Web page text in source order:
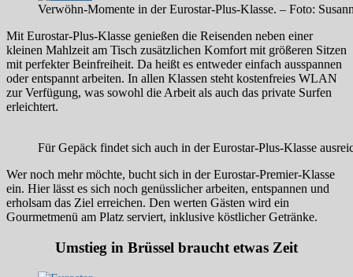
Verwöhn-Momente in der Eurostar-Plus-Klasse. – Foto:
Mit Eurostar-Plus-Klasse genießen die Reisenden neben einer
kleinen Mahlzeit am Tisch zusätzlichen Komfort mit größeren Sitzen
mit perfekter Beinfreiheit. Da heißt es entweder einfach ausspannen
oder entspannt arbeiten. In allen Klassen steht kostenfreies WLAN
zur Verfügung, was sowohl die Arbeit als auch das private Surfen
erleichtert.
Für Gepäck findet sich auch in der Eurostar-Plus-Klasse
Wer noch mehr möchte, bucht sich in der Eurostar-Premier-Klasse
ein. Hier lässt es sich noch genüsslicher arbeiten, entspannen und
erholsam das Ziel erreichen. Den werten Gästen wird ein
Gourmetmenü am Platz serviert, inklusive köstlicher Getränke.
Umstieg in Brüssel braucht etwas Zeit